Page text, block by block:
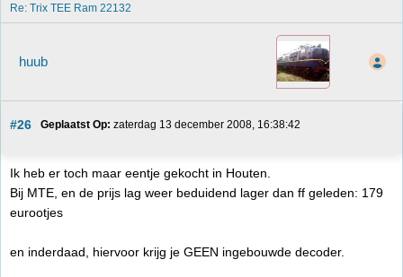
Re: Trix TEE Ram 22132
huub
#26 Geplaatst Op: zaterdag 13 december 2008, 16:38:42
Ik heb er toch maar eentje gekocht in Houten.
Bij MTE, en de prijs lag weer beduidend lager dan ff geleden: 179
eurootjes
en inderdaad, hiervoor krijg je GEEN ingebouwde decoder.